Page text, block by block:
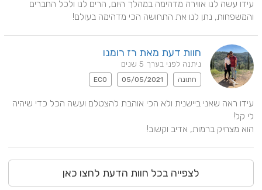
והמשפחות, נתן לנו את התחושה הכי מדהימה בעולם!
חוות דעת מאת רז רומנו
ניתנה לפני בערך 5 שנים
חתונה 05/05/2021
ECO
הוא מצחיק ברמות, אדיב וקשוב!
לצפייה בכל חוות הדעת לחצו כאן